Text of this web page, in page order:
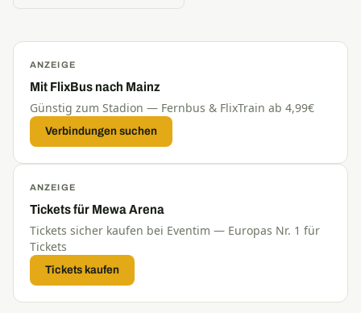
ANZEIGE
Mit FlixBus nach Mainz
Günstig zum Stadion — Fernbus & FlixTrain ab 4,99€
Verbindungen suchen
ANZEIGE
Tickets für Mewa Arena
Tickets sicher kaufen bei Eventim — Europas Nr. 1 für
Tickets
Tickets kaufen